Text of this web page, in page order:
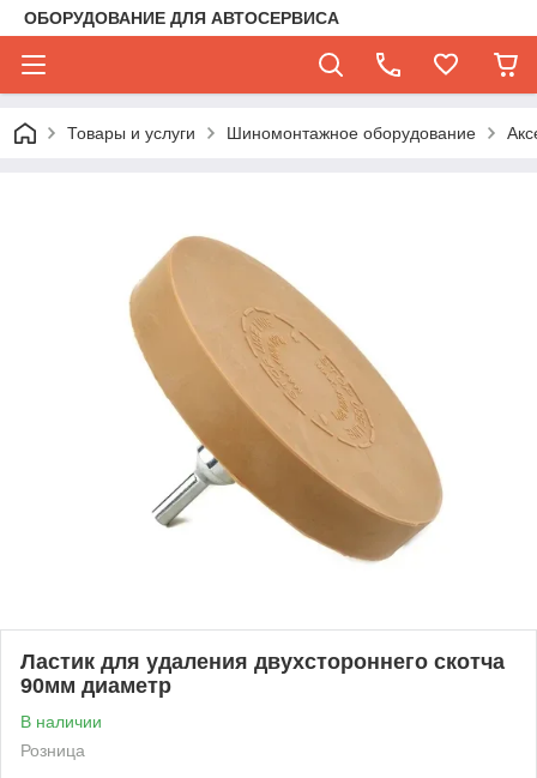
ОБОРУДОВАНИЕ ДЛЯ АВТОСЕРВИСА
Товары и услуги Шиномонтажное оборудование
Ластик для удаления двухстороннего скотча
90мм диаметр
В наличии
Розница